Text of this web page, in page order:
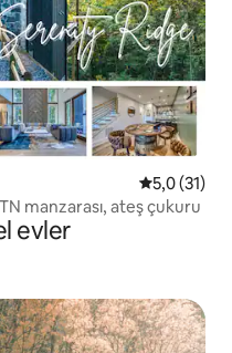
55,0 (31)
manzarası, ateş çukuru
evler
arasında